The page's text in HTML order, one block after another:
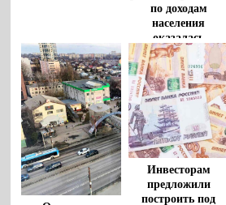
по доходам
населения
оказалась
Воронежская
область
Инвесторам
предложили
построить под